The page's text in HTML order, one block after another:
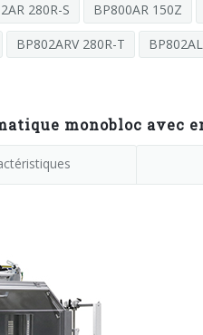
280R-S BP800AR 150Z
BP802ARV 280R-T
monobloc avec